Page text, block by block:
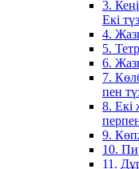
3.
Екі
4.
5.
6.
7.
пен
8.
9.
10.
11.